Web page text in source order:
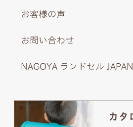
お客様の声
お問い合わせ
NAGOYA ランドセル JAPAN